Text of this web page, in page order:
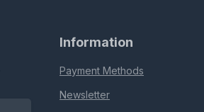
Information
Payment Methods
Newsletter